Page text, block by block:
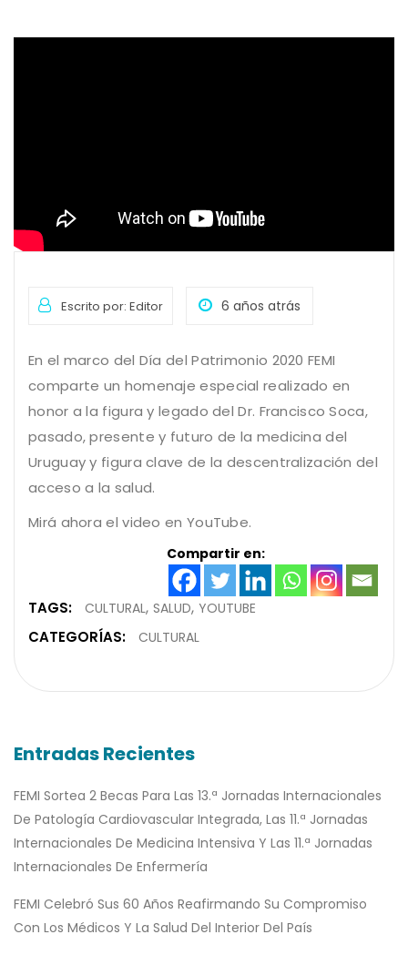
Escrito por: Editor 6 años atrás
En el marco del Día del Patrimonio 2020 FEMI
comparte un homenaje especial realizado en
honor a la figura y legado del Dr. Francisco Soca,
pasado, presente y futuro de la medicina del
Uruguay y figura clave de la descentralización del
acceso a la salud.
Mirá ahora el video en YouTube.
Compartir en:
TAGS: CULTURAL SALUD YOUTUBE
CATEGORÍAS: CULTURAL
Entradas Recientes
FEMI Sortea 2 Becas Para Las 13.ª Jornadas Internacionales
De Patología Cardiovascular Integrada, Las 11.ª Jornadas
Internacionales De Medicina Intensiva Y Las 11.ª Jornadas
Internacionales De Enfermería
FEMI Celebró Sus 60 Años Reafirmando Su Compromiso
Con Los Médicos Y La Salud Del Interior Del País